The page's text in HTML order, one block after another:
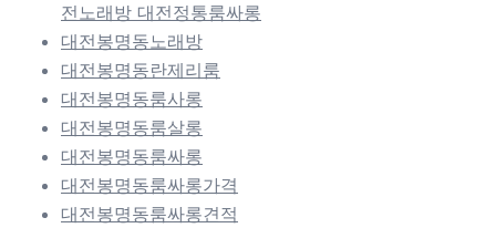
전노래방 대전정통룸싸롱
대전봉명동노래방
대전봉명동란제리룸
대전봉명동룸사롱
대전봉명동룸살롱
대전봉명동룸싸롱
대전봉명동룸싸롱가격
대전봉명동룸싸롱견적